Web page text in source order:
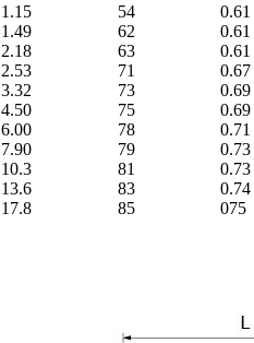
1.15 54
0.61
1.49 62
0.61
2.18 63
0.61
2.53 71
0.67
3.32 73
0.69
4.50 75
0.69
6.00 78
0.71
7.90 79
0.73
10.3 81
0.73
13.6 83
0.74
17.8 85 075